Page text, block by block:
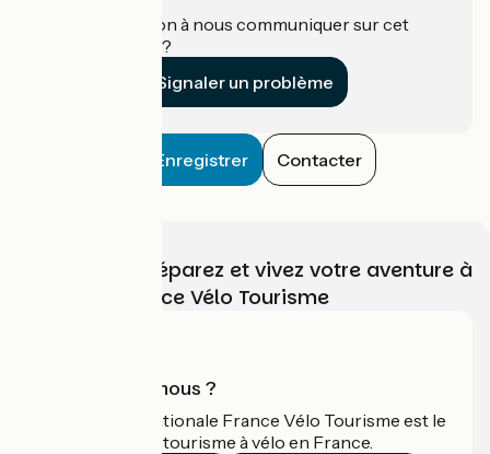
Une information à nous communiquer sur cet
établissement ?
Signaler un problème
Enregistrer Contacter
Choisissez, préparez et vivez votre aventure à
vélo avec France Vélo Tourisme
Qui sommes-nous ?
L'association nationale France Vélo Tourisme est le
guide officiel du tourisme à vélo en France.